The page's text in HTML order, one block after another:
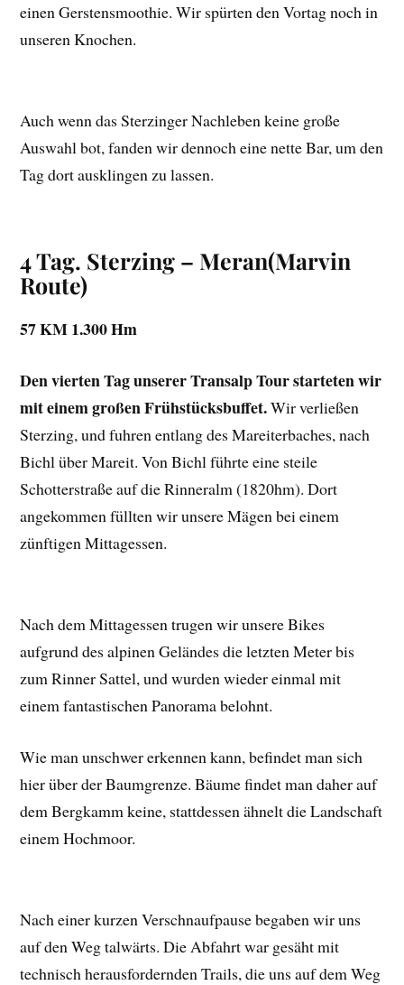
einen Gerstensmoothie. Wir spürten den Vortag noch in
unseren Knochen.
Auch wenn das Sterzinger Nachleben keine große
Auswahl bot, fanden wir dennoch eine nette Bar, um den
Tag dort ausklingen zu lassen.
4 Tag. Sterzing – Meran(Marvin
Route)
57 KM 1.300 Hm
Den vierten Tag unserer Transalp Tour starteten wir
mit einem großen Frühstücksbuffet.Wir verließen
Sterzing, und fuhren entlang des Mareiterbaches, nach
Bichl über Mareit. Von Bichl führte eine steile
Schotterstraße auf die Rinneralm (1820hm). Dort
angekommen füllten wir unsere Mägen bei einem
zünftigen Mittagessen.
Nach dem Mittagessen trugen wir unsere Bikes
aufgrund des alpinen Geländes die letzten Meter bis
zum Rinner Sattel, und wurden wieder einmal mit
einem fantastischen Panorama belohnt.
Wie man unschwer erkennen kann, befindet man sich
hier über der Baumgrenze. Bäume findet man daher auf
dem Bergkamm keine, stattdessen ähnelt die Landschaft
einem Hochmoor.
Nach einer kurzen Verschnaufpause begaben wir uns
auf den Weg talwärts. Die Abfahrt war gesäht mit
technisch herausfordernden Trails, die uns auf dem Weg